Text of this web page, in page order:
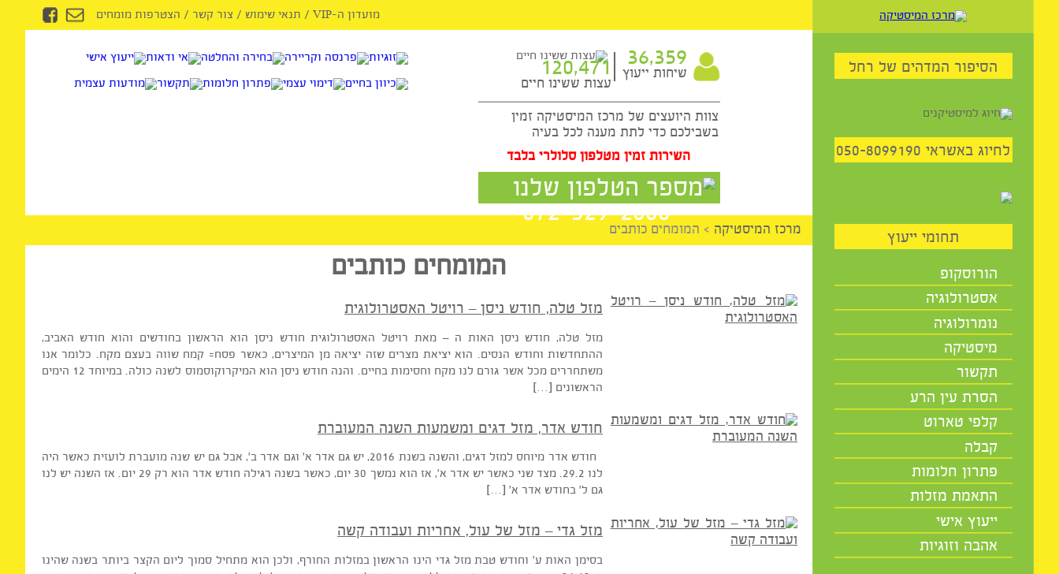
מועדון ה-VIP /תנאי שימוש/ צור קשר/ הצטרפות מומחים
36,359
שיחות ייעוץ 120,471
עצות ששינו חיים
צוות היועצים של מרכז המיסטיקה זמין
בשבילכם כדי לתת מענה לכל בעיה
השירות זמין מטלפון סלולרי בלבד
072-329-2000
מרכז המיסטיקה>המומחים כותבים
המומחים כותבים
מזל טלה, חודש ניסן האות ה – מאת רויטל האסטרולוגית חודש ניסן הוא הראשון בחודשים והוא חודש האביב,
ההתחדשות וחודש הנסים. הוא יציאת מצרים שזה יציאה מן המיצרים, כאשר פסח= קמח שווה בעצם מקח. כלומר אנו
חודש אדר, מזל דגים ומשמעות השנה המעוברת
חודש אדר מיוחס למזל דגים, והשנה בשנת 2016, יש גם אדר א' וגם אדר ב', אבל גם יש שנה מועברת לועזית כאשר היה
גם ל' בחודש אדר א' […]
מזל גדי – מזל של עול, אחריות ועבודה קשה
הסיפור המדהים של רחל
באשראי 050-8099190
תחומי ייעוץ
הורוסקופ
אסטרולוגיה
נומרולוגיה
מיסטיקה
הסרת עין הרע
קלפי טארוט
פתרון חלומות
התאמת מזלות
ייעוץ אישי